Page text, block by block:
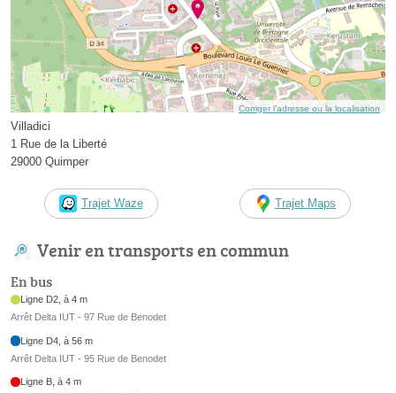
Corriger l’adresse ou la localisation
Villadici
1 Rue de la Liberté
29000 Quimper
Trajet Waze Trajet Maps
Venir en transports en commun
En bus
Ligne D2, à 4 m
Arrêt Delta IUT - 97 Rue de Benodet
Ligne D4, à 56 m
Arrêt Delta IUT - 95 Rue de Benodet
Ligne B, à 4 m